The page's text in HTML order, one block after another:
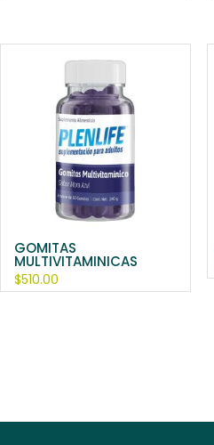
GOMITAS
MULTIVITAMINICAS
$510.00